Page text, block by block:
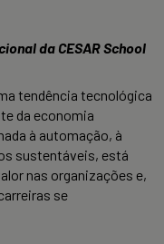
da CESAR School
tendência tecnológica
da economia
à automação, à
sustentáveis, está
nas organizações e,
se